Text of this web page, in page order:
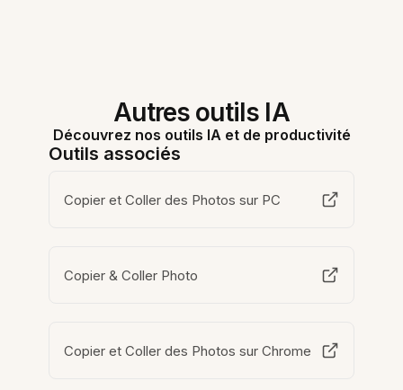
Autres outils IA
Découvrez nos outils IA et de productivité
Outils associés
Copier et Coller des Photos sur PC
Copier & Coller Photo
Copier et Coller des Photos sur Chrome